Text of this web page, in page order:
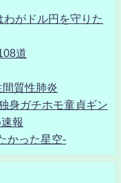
がドル円を守りた
道
質性肺炎
身ガチホモ童貞ギン
報
かった星空-